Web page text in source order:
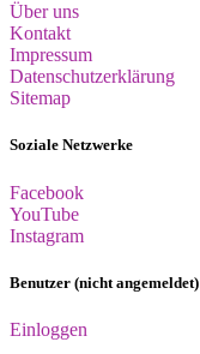
Über uns
Kontakt
Impressum
Datenschutzerklärung
Sitemap
Soziale Netzwerke
Facebook
YouTube
Instagram
Benutzer (nicht angemeldet)
Einloggen